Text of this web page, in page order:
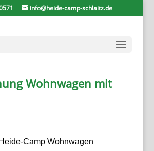
info@heide-camp-schlaitz.de
Wohnwagen mit